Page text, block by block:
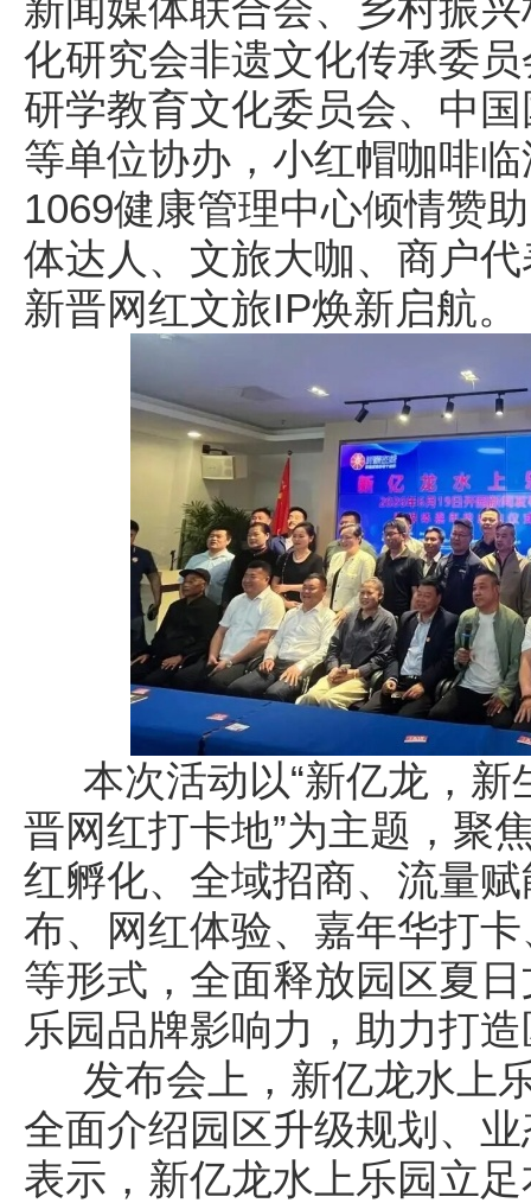
化研究会非遗文化传承委
研学教育文化委员会、中
等单位协办，小红帽咖啡
1069健康管理中心倾情赞
体达人、文旅大咖、商户
新晋网红文旅IP焕新启航。
本次活动以“新亿龙，新
晋网红打卡地”为主题，聚
红孵化、全域招商、流量
布、网红体验、嘉年华打
等形式，全面释放园区夏
乐园品牌影响力，助力打
发布会上，新亿龙水上
全面介绍园区升级规划、
表示，新亿龙水上乐园立